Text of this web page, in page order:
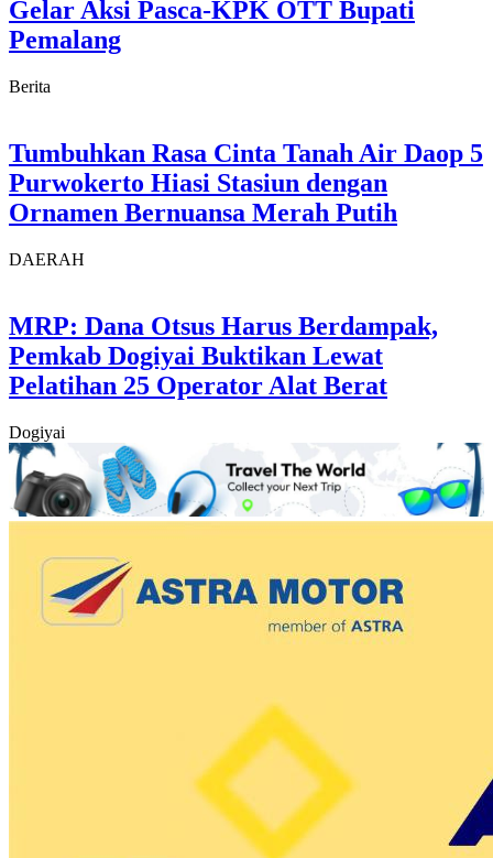
Gelar Aksi Pasca-KPK OTT Bupati
Pemalang
Berita
Tumbuhkan Rasa Cinta Tanah Air Daop 5
Purwokerto Hiasi Stasiun dengan
Ornamen Bernuansa Merah Putih
DAERAH
MRP: Dana Otsus Harus Berdampak,
Pemkab Dogiyai Buktikan Lewat
Pelatihan 25 Operator Alat Berat
Dogiyai